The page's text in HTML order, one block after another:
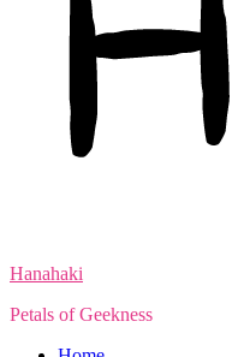
Hanahaki
Petals of Geekness